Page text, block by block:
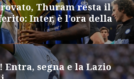
Thuram resta il
Inter, è l’ora della
Entra, segna e la Lazio